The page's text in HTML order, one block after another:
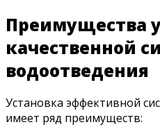
Преимущества
качественной
водоотведения
Установка эффективной
имеет ряд преимуществ: